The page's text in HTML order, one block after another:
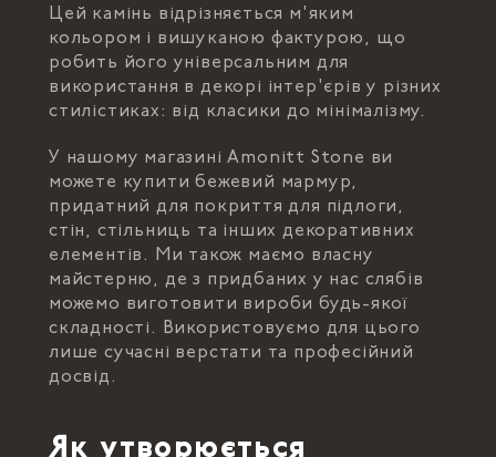
Цей камінь відрізняється м'яким
кольором і вишуканою фактурою, що
робить його універсальним для
використання в декорі інтер'єрів у різних
стилістиках: від класики до мінімалізму.
У нашому магазині Amonitt Stone ви
можете купити бежевий мармур,
придатний для покриття для підлоги,
стін, стільниць та інших декоративних
елементів. Ми також маємо власну
майстерню, де з придбаних у нас слябів
можемо виготовити вироби будь-якої
складності. Використовуємо для цього
лише сучасні верстати та професійний
досвід.
Як утворюється